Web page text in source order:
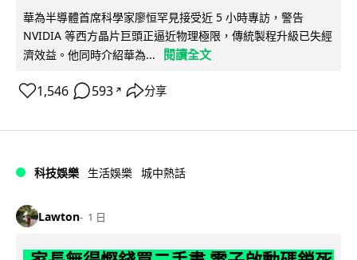
華為半導體首席科學家廖恒罕見接受近 5 小時專訪，警告
NVIDIA 等西方晶片巨頭正逼近物理極限，傳統製程升級已失經
濟效益。他同時介紹華為...
閱讀全文
1,546 593 ↗ 分享
科技娛樂 生活娛樂 城中熱話
Lawton 1 日